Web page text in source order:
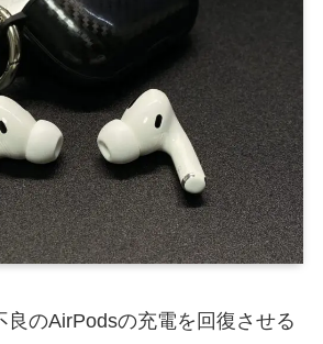
良のAirPodsの充電を回復させる